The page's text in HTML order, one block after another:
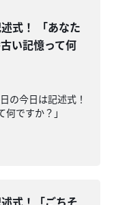
式！ 「あなた
い記憶って何
の今日は記述式！
何ですか？」